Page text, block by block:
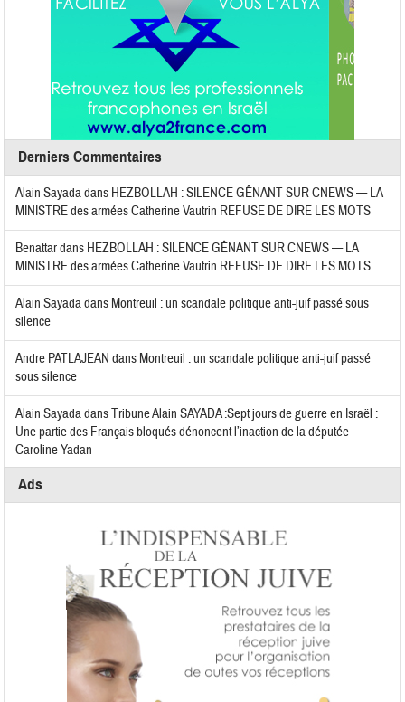
Derniers Commentaires
Alain Sayadadans HEZBOLLAH : SILENCE GÊNANT SUR CNEWS — LA
MINISTRE des armées Catherine Vautrin REFUSE DE DIRE LES MOTS
Benattardans HEZBOLLAH : SILENCE GÊNANT SUR CNEWS — LA
MINISTRE des armées Catherine Vautrin REFUSE DE DIRE LES MOTS
Alain Sayadadans Montreuil : un scandale politique anti-juif passé sous
silence
Andre PATLAJEAN dans Montreuil : un scandale politique anti-juif passé
sous silence
Alain SayadadansTribune Alain SAYADA :Sept jours de guerre en Israël :
Une partie des Français bloqués dénoncent l’inaction de la députée
Caroline Yadan
Ads